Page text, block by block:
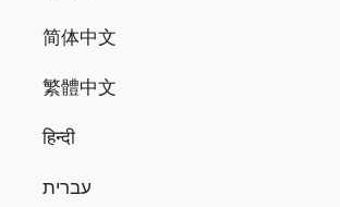
简体中文
繁體中文
हिन्दी
עברית